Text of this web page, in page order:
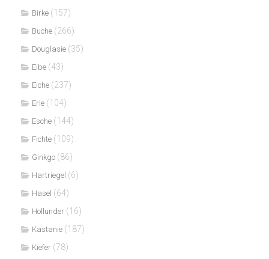
Birke (157)
Buche (266)
Douglasie (35)
Eibe (43)
Eiche (237)
Erle (104)
Esche (144)
Fichte (109)
Ginkgo (86)
Hartriegel (6)
Hasel (64)
Hollunder (16)
Kastanie (187)
Kiefer (78)